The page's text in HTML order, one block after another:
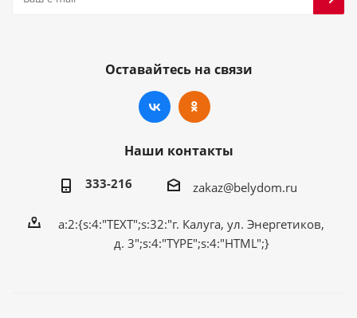
Оставайтесь на связи
Наши контакты
333-216 zakaz@belydom.ru
a:2:{s:4:"TEXT";s:32:"г. Калуга, ул. Энергетиков,
д. 3";s:4:"TYPE";s:4:"HTML";}